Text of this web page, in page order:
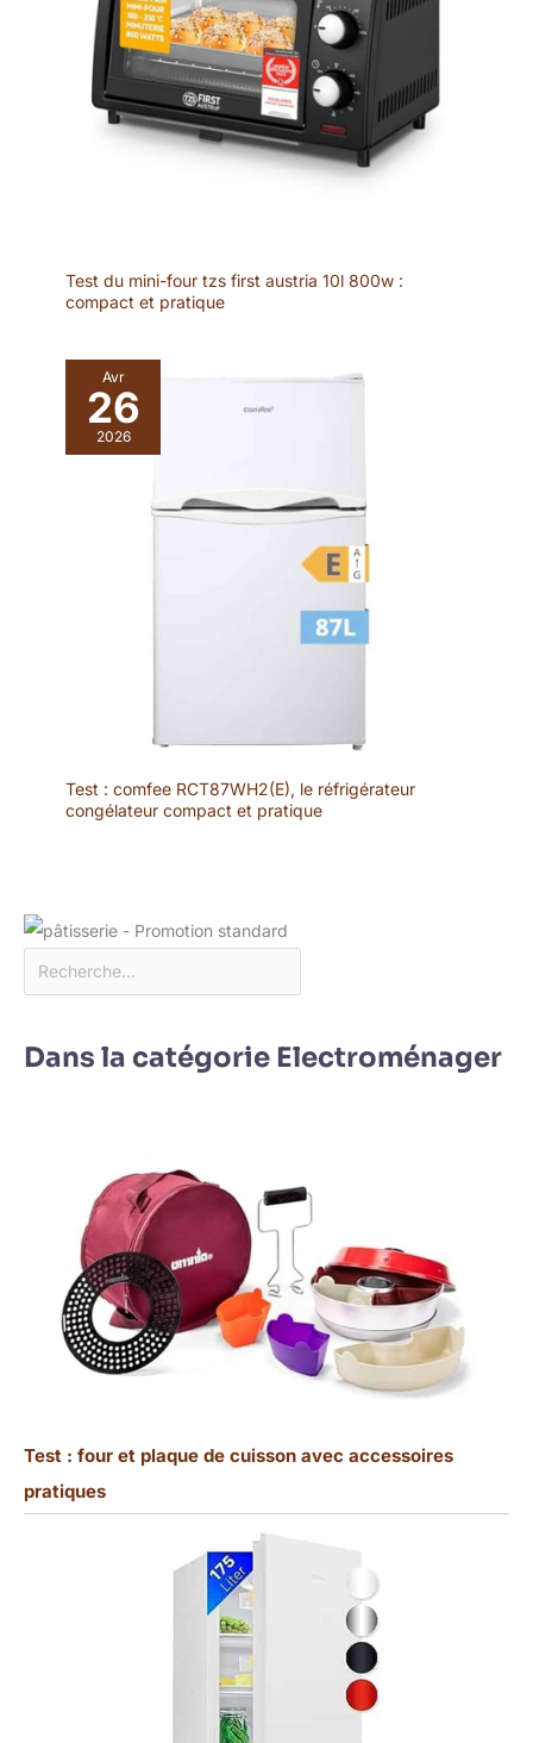
Test du mini-four tzs first austria 10l 800w :
compact et pratique
Avr
26
2026
Test : comfee RCT87WH2(E), le réfrigérateur
congélateur compact et pratique
Dans la catégorie Electroménager
Test : four et plaque de cuisson avec accessoires
pratiques